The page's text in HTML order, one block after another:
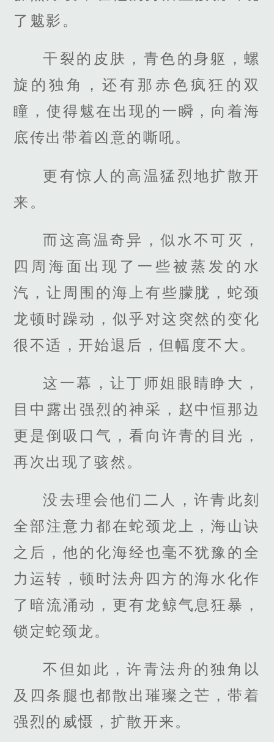
了魃影。
干裂的皮肤，青色的身躯，螺
旋的独角，还有那赤色疯狂的双
瞳，使得魃在出现的一瞬，向着海
底传出带着凶意的嘶吼。
更有惊人的高温猛烈地扩散开
来。
而这高温奇异，似水不可灭，
四周海面出现了一些被蒸发的水
汽，让周围的海上有些朦胧，蛇颈
龙顿时躁动，似乎对这突然的变化
很不适，开始退后，但幅度不大。
这一幕，让丁师姐眼睛睁大，
目中露出强烈的神采，赵中恒那边
更是倒吸口气，看向许青的目光，
再次出现了骇然。
没去理会他们二人，许青此刻
全部注意力都在蛇颈龙上，海山诀
之后，他的化海经也毫不犹豫的全
力运转，顿时法舟四方的海水化作
了暗流涌动，更有龙鲸气息狂暴，
锁定蛇颈龙。
不但如此，许青法舟的独角以
及四条腿也都散出璀璨之芒，带着
强烈的威慑，扩散开来。